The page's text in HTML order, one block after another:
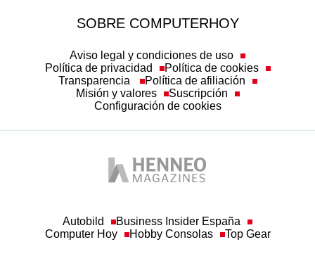
Política de privacidad
Política de cookies
Transparencia
Política de afiliación
Misión y valores
Suscripción
Configuración de cookies
Computer Hoy
Hobby Consolas Top Gear